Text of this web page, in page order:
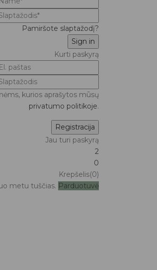
Pamiršote slaptažodį?
Kurti paskyrą
kurios aprašytos mūsų
privatumo politikoje.
Jau turi paskyrą
2
0
Krepšelis(0)
metu tuščias. Parduotuvė